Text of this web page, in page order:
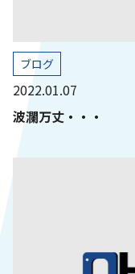
ブログ
2022.01.07
波瀾万丈・・・